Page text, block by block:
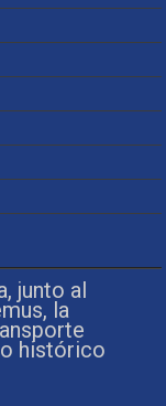
junto al
la
histórico